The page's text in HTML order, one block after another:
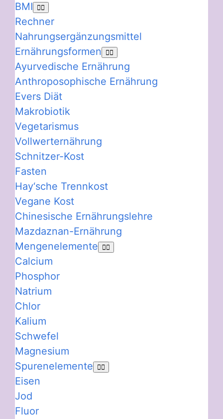
BMI
Rechner
Nahrungsergänzungsmittel
Ernährungsformen
Ayurvedische Ernährung
Anthroposophische Ernährung
Evers Diät
Makrobiotik
Vegetarismus
Vollwerternährung
Schnitzer-Kost
Fasten
Hay‘sche Trennkost
Vegane Kost
Chinesische Ernährungslehre
Mazdaznan-Ernährung
Mengenelemente
Calcium
Phosphor
Natrium
Chlor
Kalium
Schwefel
Magnesium
Spurenelemente
Eisen
Jod
Fluor